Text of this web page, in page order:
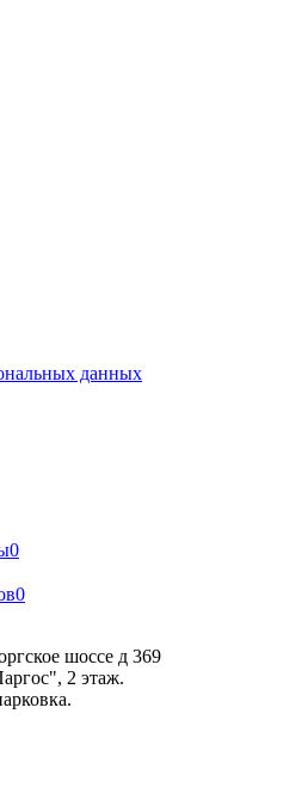
данных
0
0
шоссе д 369
2 этаж.